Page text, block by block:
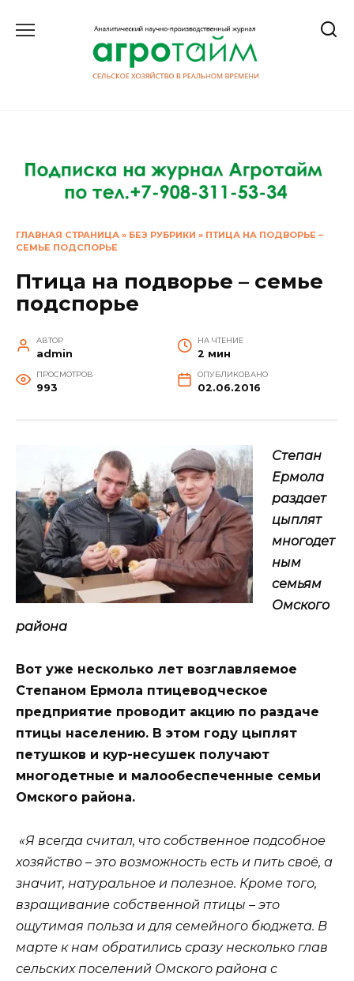
ГЛАВНАЯ СТРАНИЦА » БЕЗ РУБРИКИ » ПТИЦА НА ПОДВОРЬЕ –
СЕМЬЕ ПОДСПОРЬЕ
Птица на подворье – семье
подспорье
АВТОР
admin
НА ЧТЕНИЕ
2 мин
ПРОСМОТРОВ
993
ОПУБЛИКОВАНО
02.06.2016
Степан
Ермола
раздает
цыплят
многодет
ным
семьям
Омского
района
Вот уже несколько лет возглавляемое
Степаном Ермола птицеводческое
предприятие проводит акцию по раздаче
птицы населению. В этом году цыплят
петушков и кур-несушек получают
многодетные и малообеспеченные семьи
Омского района.
«Я всегда считал, что собственное подсобное
хозяйство – это возможность есть и пить своё, а
значит, натуральное и полезное. Кроме того,
взращивание собственной птицы – это
ощутимая польза и для семейного бюджета. В
марте к нам обратились сразу несколько глав
сельских поселений Омского района с